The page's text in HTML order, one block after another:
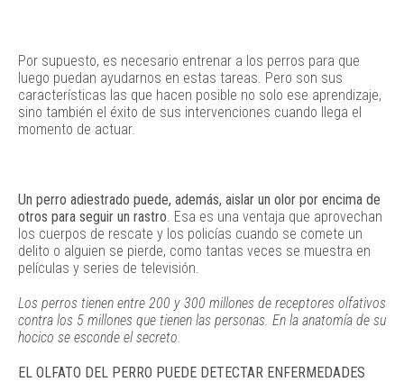
Por supuesto, es necesario entrenar a los perros para que
luego puedan ayudarnos en estas tareas. Pero son sus
características las que hacen posible no solo ese aprendizaje,
sino también el éxito de sus intervenciones cuando llega el
momento de actuar.
Un perro adiestrado puede, además, aislar un olor por encima de
otros para seguir un rastro. Esa es una ventaja que aprovechan
los cuerpos de rescate y los policías cuando se comete un
delito o alguien se pierde, como tantas veces se muestra en
películas y series de televisión.
Los perros tienen entre 200 y 300 millones de receptores olfativos
contra los 5 millones que tienen las personas. En la anatomía de su
hocico se esconde el secreto.
EL OLFATO DEL PERRO PUEDE DETECTAR ENFERMEDADES